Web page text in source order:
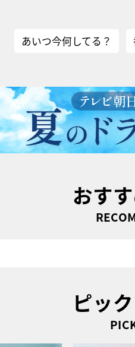
あいつ今何してる？
おす
ピッ